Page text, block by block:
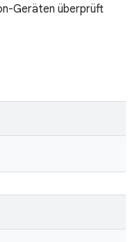
Geräten überprüft